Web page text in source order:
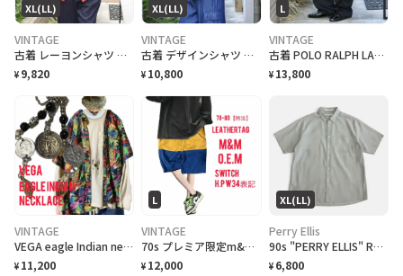
XL(LL)
VINTAGE
古着 レーヨンシャツ アロハシャツ 夕日 半袖シャツ オープンカラーシャツ
¥ 9,820
XL(LL)
VINTAGE
古着 デザインシャツ ニットシャツ 半袖シャツ ホワイト 白 シャツ
¥ 10,800
L
VINTAGE
古着 POLO RALPH LAUREN 黒 チノパン チノ ストレート
¥ 13,800
VINTAGE
VEGA eagle Indian necklace vintageコイン
¥ 11,200
L
VINTAGE
70s プレミア限定m&m特注 レザータグ、大人 スイッチ ハーフパンツ w34
¥ 12,000
XL(LL)
Perry Ellis
90s "PERRY ELLIS" Rayon/Polyester S/S Check Shirt ペリーエリス レーヨン ポリチェックシャツ [XL]
¥ 6,800